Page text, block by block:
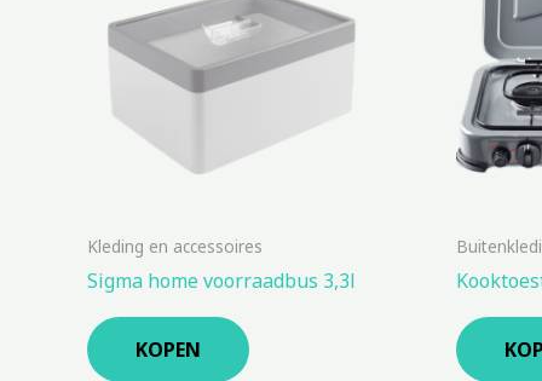
Kleding en accessoires
Sigma home voorraadbus 3,3l
KOPEN